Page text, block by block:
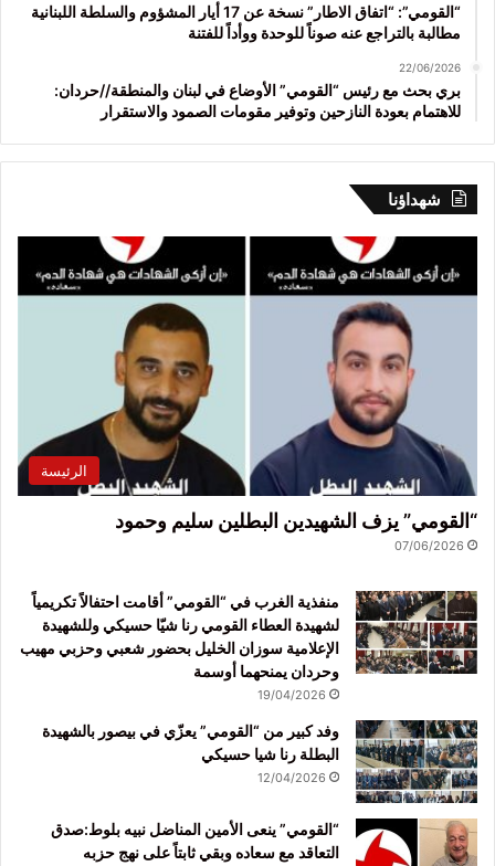
“القومي”: “اتفاق الاطار” نسخة عن 17 أيار المشؤوم والسلطة اللبنانية
مطالبة بالتراجع عنه صوناً للوحدة ووأداً للفتنة
22/06/2026
بري بحث مع رئيس “القومي” الأوضاع في لبنان والمنطقة//حردان:
للاهتمام بعودة النازحين وتوفير مقومات الصمود والاستقرار
شهداؤنا
الرئيسة
“القومي” يزف الشهيدين البطلين سليم وحمود
07/06/2026
منفذية الغرب في “القومي” أقامت احتفالاً تكريمياً
لشهيدة العطاء القومي رنا شيّا حسيكي وللشهيدة
الإعلامية سوزان الخليل بحضور شعبي وحزبي مهيب
وحردان يمنحهما أوسمة
19/04/2026
وفد كبير من “القومي” يعزّي في بيصور بالشهيدة
البطلة رنا شيا حسيكي
12/04/2026
“القومي” ينعى الأمين المناضل نبيه بلوط:صدق
التعاقد مع سعاده وبقي ثابتاً على نهج حزبه